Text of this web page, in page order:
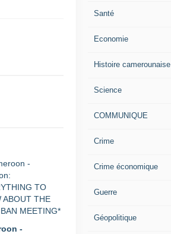
-
Santé
Economie
Histoire camerounaise
Science
COMMUNIQUE
Crime
Crime économique
Guerre
Géopolitique